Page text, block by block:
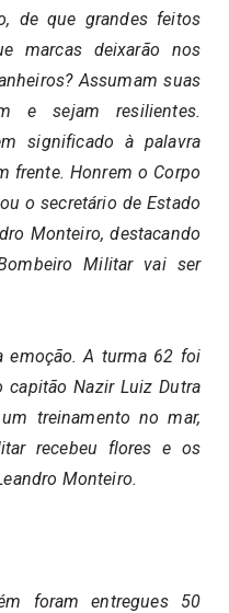
de que grandes feitos
marcas deixarão nos
Assumam suas
e sejam resilientes.
significado à palavra
frente. Honrem o Corpo
o secretário de Estado
Monteiro, destacando
Militar vai ser
emoção. A turma 62 foi
capitão Nazir Luiz Dutra
treinamento no mar,
recebeu flores e os
Monteiro.
foram entregues 50